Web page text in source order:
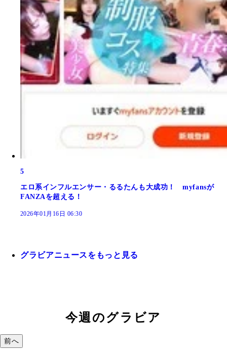
5
エロ系インフルエンサー・るるたんも大成功！ myfansが
FANZAを超える！
2026年01月16日 06:30
グラビアニュースをもっと見る
今週のグラビア
前へ